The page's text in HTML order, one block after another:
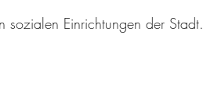
sozialen Einrichtungen der Stadt.